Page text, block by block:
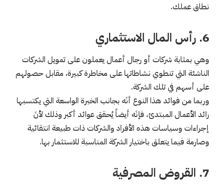
نطاق عملك.
6. رأس المال الاستثماري
وهي بمثابة شركات أو رجال أعمال يعملون على تمويل الشركات
الناشئة التي تنطوي نشاطاتها على مخاطرة كبيرة، مقابل حصولهم
على أسهم في تلك الشركة.
وربما من فوائد هذا النوع أنَه بجانب الخبرة الواسعة التي يكتسبها
رائد الأعمال المبتدئ، فإنَه أيضاً يُحقق عوائد أكبر وذلك لأنَ
إجراءات وسياسات هذه الأفراد والشركات ذات طبيعة انتقائية
وصارمة فيما يتعلق باختيار الشركة المناسبة للاستثمار بها.
7. القروض المصرفية